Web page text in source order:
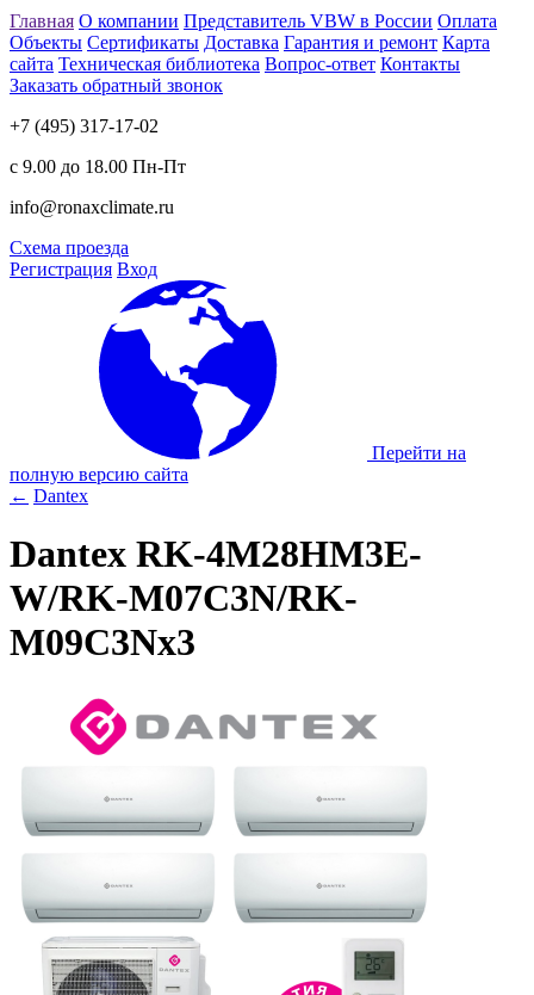
Главная О компании Представитель VBW в России Оплата
Объекты Сертификаты Доставка Гарантия и ремонт Карта
сайта Техническая библиотека Вопрос-ответ Контакты
Заказать обратный звонок
+7 (495) 317-17-02
с 9.00 до 18.00 Пн-Пт
info@ronaxclimate.ru
Схема проезда
Регистрация Вход
Перейти на
полную версию сайта
← Dantex
Dantex RK-4M28HM3E-
W/RK-M07C3N/RK-
M09C3Nx3